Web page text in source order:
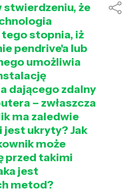
stwierdzeniu, że
tego stopnia, iż
pendrive'a lub
umożliwia
dającego zdalny
– zwłaszcza
ma zaledwie
jest ukryty? Jak
może
przed takimi
jest
metod?